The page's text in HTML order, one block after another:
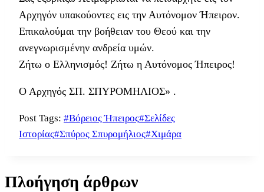
Αρχηγόν υπακούοντες εις την Αυτόνομον Ήπειρον.
Επικαλούμαι την βοήθειαν του Θεού και την
ανεγνωρισμένην ανδρεία υμών.
Ζήτω ο Ελληνισμός! Ζήτω η Αυτόνομος Ήπειρος!
Ο Αρχηγός ΣΠ. ΣΠΥΡΟΜΗΛΙΟΣ» .
Post Tags: #Βόρειος Ήπειρος#Σελίδες
Ιστορίας#Σπύρος Σπυρομήλιος#Χιμάρα
Πλοήγηση άρθρων